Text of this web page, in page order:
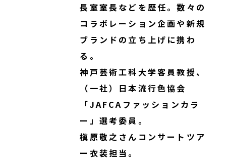
長室室長などを歴任。数々の
コラボレーション企画や新規
ブランドの立ち上げに携わ
る。
神戸芸術工科大学客員教授、
（一社）日本流行色協会
「JAFCAファッションカラ
ー」選考委員。
槇原敬之さんコンサートツア
ー衣装担当。